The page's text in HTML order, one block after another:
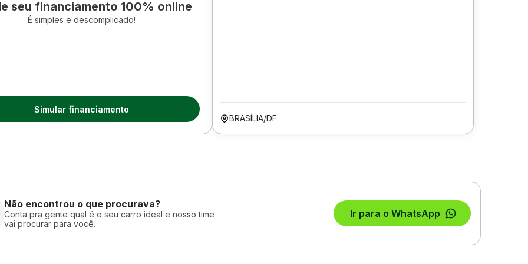
seu financiamento 100% online
É simples e descomplicado!
Simular financiamento
BRASÍLIA/DF
Não encontrou o que procurava?
Conta pra gente qual é o seu carro ideal e nosso time
vai procurar para você.
Ir para o WhatsApp